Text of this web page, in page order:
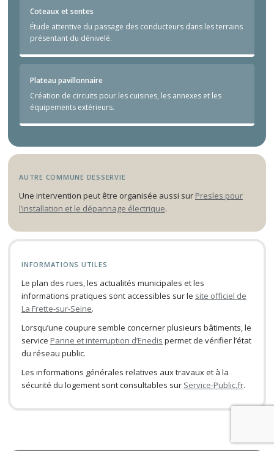
Coteaux et sentes
Étude attentive du passage des conducteurs dans les terrains
présentant du dénivelé.
Plateau pavillonnaire
Création de circuits pour les cuisines, les annexes et les
équipements extérieurs.
AUTRE COMMUNE DESSERVIE
Une intervention peut être organisée aussi sur Presles pour
l’installation et le dépannage électrique.
INFORMATIONS UTILES
Le plan des rues, les actualités municipales et les
informations pratiques sont accessibles sur le site officiel de
La Frette-sur-Seine.
Lorsqu’une coupure semble concerner plusieurs bâtiments, le
service Panne et interruption d’Enedis permet de vérifier l’état
du réseau public.
Les informations générales relatives aux travaux et à la
sécurité du logement sont consultables sur Service-Public.fr.